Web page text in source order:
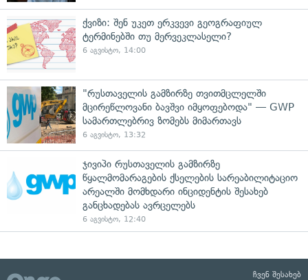
ქვიზი: შენ უკეთ ერკვევი გეოგრაფიულ
ტერმინებში თუ მერვეკლასელი?
6 აგვისტო, 14:00
"რუსთაველის გამზირზე თვითმცლელში
მცირეწლოვანი ბავშვი იმყოფებოდა" — GWP
სამართლებრივ ზომებს მიმართავს
6 აგვისტო, 13:32
ჯივიპი რუსთაველის გამზირზე
წყალმომარაგების ქსელების სარეაბილიტაციო
არეალში მომხდარი ინციდენტის შესახებ
განცხადებას ავრცელებს
6 აგვისტო, 12:40
ჩვენ შესახებ